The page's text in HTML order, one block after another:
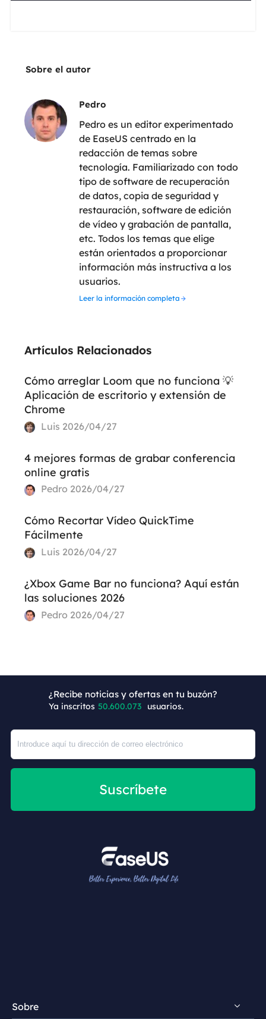
Sobre el autor
Pedro
Pedro es un editor experimentado
de EaseUS centrado en la
redacción de temas sobre
tecnología. Familiarizado con todo
tipo de software de recuperación
de datos, copia de seguridad y
restauración, software de edición
de vídeo y grabación de pantalla,
etc. Todos los temas que elige
están orientados a proporcionar
información más instructiva a los
usuarios.
Leer la información completa
Artículos Relacionados
Cómo arreglar Loom que no funciona 💡
Aplicación de escritorio y extensión de
Chrome
Luis 2026/04/27
4 mejores formas de grabar conferencia
online gratis
Pedro 2026/04/27
Cómo Recortar Vídeo QuickTime
Fácilmente
Luis 2026/04/27
¿Xbox Game Bar no funciona? Aquí están
las soluciones 2026
Pedro 2026/04/27
¿Recibe noticias y ofertas en tu buzón?
Ya inscritos 50.600.073 usuarios.
Suscríbete
Sobre
+5